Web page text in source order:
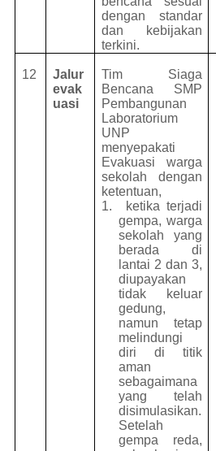
dengan standar
dan kebijakan
terkini.
12
Jalur
evak
uasi
Tim Siaga
Bencana SMP
Pembangunan
Laboratorium
UNP
menyepakati
Evakuasi warga
sekolah dengan
ketentuan,
1.
ketika terjadi
gempa, warga
sekolah yang
berada di
lantai 2 dan 3,
diupayakan
tidak keluar
gedung,
namun tetap
melindungi
diri di titik
aman
sebagaimana
yang telah
disimulasikan.
Setelah
gempa reda,